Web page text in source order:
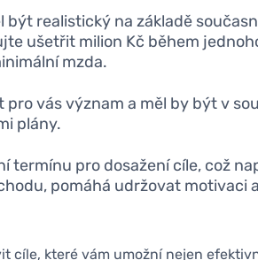
být realistický na základě
ušetřit milion Kč během
mzda.
pro vás význam a měl by být v
plány.
termínu pro dosažení cíle, což
pomáhá udržovat motivaci a
cíle, které vám umožní nejen